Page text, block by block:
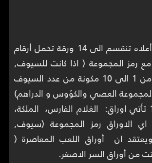
و كل مجموعة أعلاه تنقسم الى 14 ورقة تحمل أرقام
من 1 الى 10 مع رمز المجموعة ( اذا كانت للسيوف,
فتكون الاعداد من 1 الى 10 مكونة من عدد السيوف
لمجموعة العصي والكؤوس و الدراهم)
وبعد الورقة 10 تأتي اوراق: الغلام الفارس، الملكة،
اي الاوراق رمز المجموعة (سيوف,
ان أوراق اللعب المعاصرة (
من أوراق السر الاصغر.